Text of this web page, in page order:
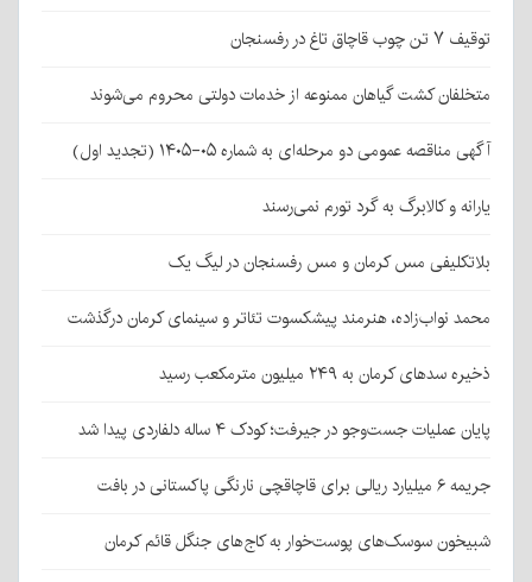
توقیف ۷ تن چوب قاچاق تاغ در رفسنجان
متخلفان کشت گیاهان ممنوعه از خدمات دولتی محروم می‌شوند
آگهی مناقصه عمومی دو مرحله‌ای به شماره ۰۵-۱۴۰۵ (تجدید اول)
یارانه و کالابرگ به گرد تورم نمی‌رسند
بلاتکلیفی مس کرمان و مس رفسنجان در لیگ یک
محمد نواب‌زاده، هنرمند پیشکسوت تئاتر و سینمای کرمان درگذشت
ذخیره سدهای کرمان به ۲۴۹ میلیون مترمکعب رسید
پایان عملیات جست‌وجو در جیرفت؛ کودک ۴ ساله دلفاردی پیدا شد
جریمه ۶ میلیارد ریالی برای قاچاقچی نارنگی پاکستانی در بافت
شبیخون سوسک‌های پوست‌خوار به کاج‌های جنگل قائم کرمان